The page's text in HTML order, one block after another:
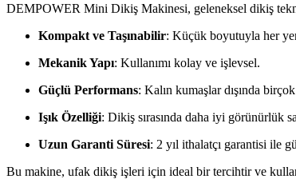
DEMPOWER Mini Dikiş Makinesi, geleneksel dikiş
Kompakt ve Taşınabilir: Küçük boyutuyla her
Mekanik Yapı: Kullanımı kolay ve işlevsel.
Güçlü Performans: Kalın kumaşlar dışında
Işık Özelliği: Dikiş sırasında daha iyi görünürlük
Uzun Garanti Süresi: 2 yıl ithalatçı garantisi ile
Bu makine, ufak dikiş işleri için ideal bir tercihtir ve